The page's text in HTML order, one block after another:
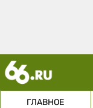
ГЛАВНОЕ